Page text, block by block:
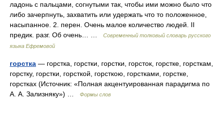
ладонь с пальцами, согнутыми так, чтобы ими можно было что
либо зачерпнуть, захватить или удержать что то положенное,
насыпанное. 2. перен. Очень малое количество людей. II
предик. разг. Об очень… …
Современный толковый словарь русского
языка Ефремовой
горстка — горстка, горстки, горстки, горсток, горстке, горсткам,
горстку, горстки, горсткой, горсткою, горстками, горстке,
горстках (Источник: «Полная акцентуированная парадигма по
А. А. Зализняку») …
Формы слов